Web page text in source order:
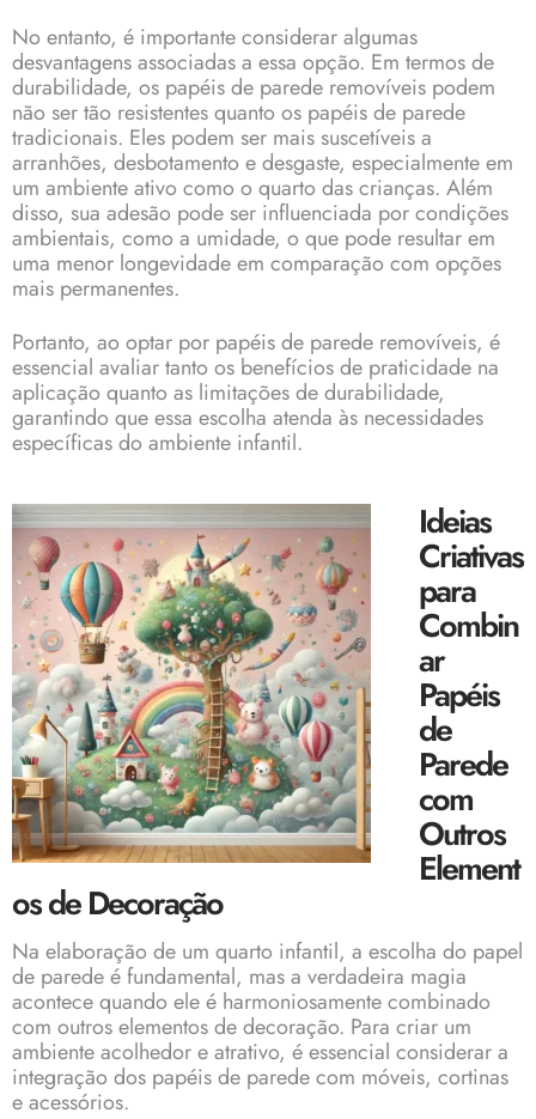
No entanto, é importante considerar algumas
desvantagens associadas a essa opção. Em termos de
durabilidade, os papéis de parede removíveis podem
não ser tão resistentes quanto os papéis de parede
tradicionais. Eles podem ser mais suscetíveis a
arranhões, desbotamento e desgaste, especialmente em
um ambiente ativo como o quarto das crianças. Além
disso, sua adesão pode ser influenciada por condições
ambientais, como a umidade, o que pode resultar em
uma menor longevidade em comparação com opções
mais permanentes.
Portanto, ao optar por papéis de parede removíveis, é
essencial avaliar tanto os benefícios de praticidade na
aplicação quanto as limitações de durabilidade,
garantindo que essa escolha atenda às necessidades
específicas do ambiente infantil.
Ideias
Criativas
para
Combin
ar
Papéis
de
Parede
com
Outros
Element
os de Decoração
Na elaboração de um quarto infantil, a escolha do papel
de parede é fundamental, mas a verdadeira magia
acontece quando ele é harmoniosamente combinado
com outros elementos de decoração. Para criar um
ambiente acolhedor e atrativo, é essencial considerar a
integração dos papéis de parede com móveis, cortinas
e acessórios.